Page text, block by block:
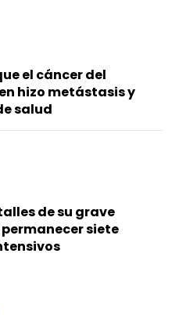
el cáncer del
hizo metástasis y
salud
de su grave
siete